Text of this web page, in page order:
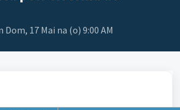
17 Mai na (o) 9:00 AM